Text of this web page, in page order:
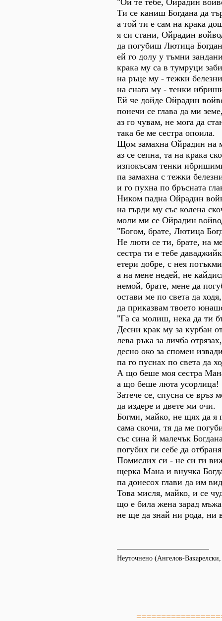
"Ой те тебе, Ойрадин
Ти се каниш Богдана да
а той ти е сам на крака
я си стани, Ойрадин
да погубиш Лютица
ей го долу у тъмни
крака му са в тумруци
на ръце му - тежки
на снага му - тенки
Ей че дойде Ойрадин
понечи се глава да ми
аз го чувам, не мога да
така бе ме сестра опоила.
Щом замахна Ойрадин на
аз се сепна, та на крака
изпокъсам тенки
па замахна с тежки
и го пухна по бръсната
Ником падна Ойрадин
на гърди му със колена
моли ми се Ойрадин
"Богом, брате, Лютица
Не люти се ти, брате, на
сестра ти е тебе
етери добре, с нея
а на мене недей, не
немой, брате, мене да
остави ме по света да ходя,
да приказвам твоето
"Га са молиш, нека да ти
Десни крак му за курбан
лева ръка за личба отрязах,
десно око за спомен
па го пуснах по света да
А що беше моя сестра
а що беше люта усорлица!
Затече се, спусна се връз
да издере и двете ми очи.
Богми, майко, не щях да я
сама скочи, тя да ме
със сина й малечък
погубих ги себе да
Помислих си - не си ги
щерка Мана и внучка
па донесох глави да им
Това мисля, майко, и се
що е била жена зарад
не ще да знай ни рода, ни
Неуточнено (Ангелов-